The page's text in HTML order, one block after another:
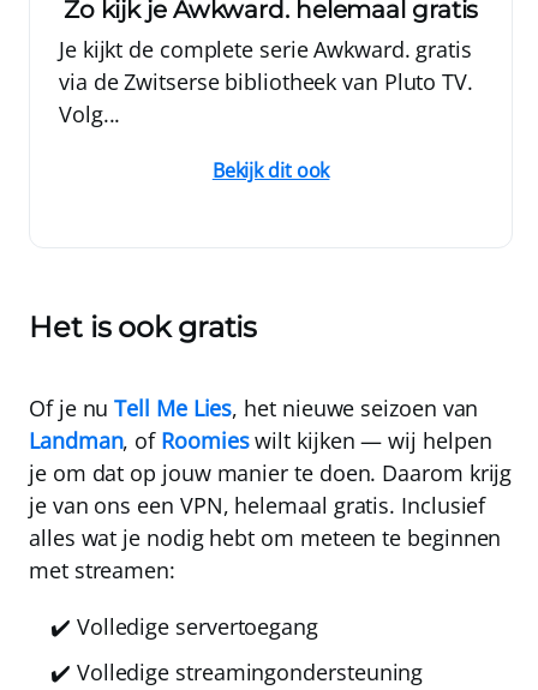
Zo kijk je Awkward. helemaal gratis
Je kijkt de complete serie Awkward. gratis
via de Zwitserse bibliotheek van Pluto TV.
Volg...
Bekijk dit ook
Het is ook gratis
Of je nuTell Me Lies, het nieuwe seizoen van
Landman, of Roomieswilt kijken — wij helpen
je om dat op jouw manier te doen. Daarom krijg
je van ons een VPN, helemaal gratis. Inclusief
alles wat je nodig hebt om meteen te beginnen
met streamen:
✔️ Volledige servertoegang
✔️ Volledige streamingondersteuning